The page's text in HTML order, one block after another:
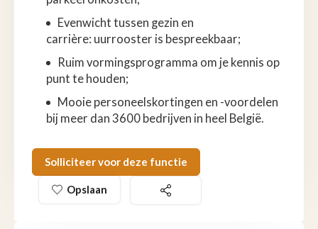
Evenwicht tussen gezin en
carrière: uurrooster is bespreekbaar;
Ruim vormingsprogramma om je kennis op
punt te houden;
Mooie personeelskortingen en -voordelen
bij meer dan 3600 bedrijven in heel België.
Solliciteer voor deze functie
Opslaan